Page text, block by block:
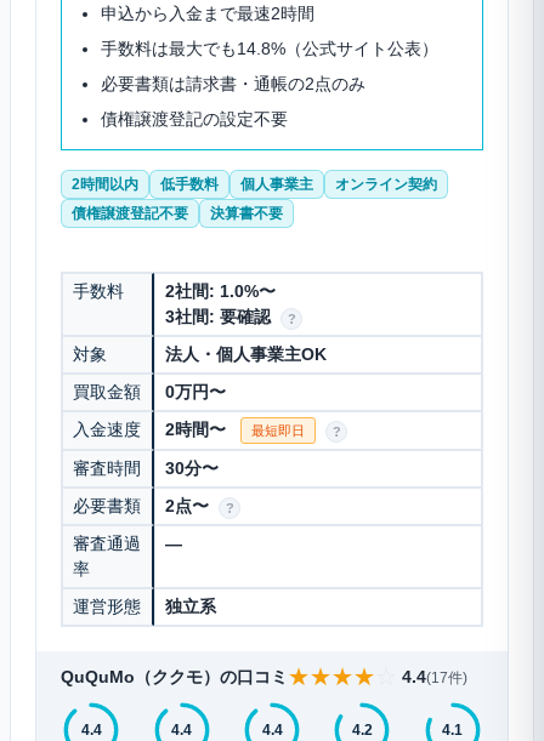
申込から入金まで最速2時間
手数料は最大でも14.8%（公式サイト公表）
必要書類は請求書・通帳の2点のみ
債権譲渡登記の設定不要
2時間以内 低手数料 個人事業主
オンライン契約
債権譲渡登記不要
決算書不要
手数料
2社間: 1.0%〜
3社間: 要確認
?
対象
法人・個人事業主OK
買取金額
0万円〜
入金速度
2時間〜 最短即日 ?
審査時間
30分〜
必要書類
2点〜 ?
審査通過
率
—
運営形態 独立系
QuQuMo（ククモ）の口コミ ★★★★ 4.4(17件)
4.4 4.4 4.4 4.2 4.1